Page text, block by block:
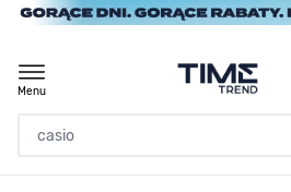
Przejdź do treści
Menu